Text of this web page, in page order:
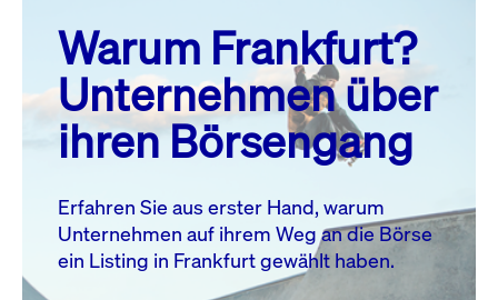
MO. DI. MI. DO. FR. SA. SO.
1
2
3
4 5 6 7 8
10 11 13 14
17
18 19 20 21 22
23
27 28
Warum Frankfurt?
Unternehmen über
ihren Börsengang
Erfahren Sie aus erster Hand, warum
Unternehmen auf ihrem Weg an die Börse
ein Listing in Frankfurt gewählt haben.